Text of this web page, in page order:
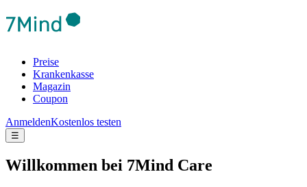
Preise
Krankenkasse
Magazin
Coupon
AnmeldenKostenlos testen
☰
Will­kom­men bei 7Mind Care